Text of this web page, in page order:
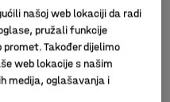
našoj web lokaciji da radi
pružali funkcije
Također dijelimo
web lokacije s našim
medija, oglašavanja i